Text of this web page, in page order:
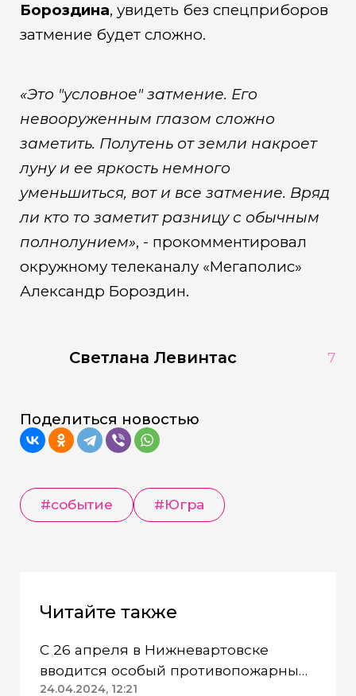
Бороздина, увидеть без спецприборов
затмение будет сложно.
«Это "условное" затмение. Его
невооруженным глазом сложно
заметить. Полутень от земли накроет
луну и ее яркость немного
уменьшиться, вот и все затмение. Вряд
ли кто то заметит разницу с обычным
полнолунием», - прокомментировал
окружному телеканалу «Мегаполис»
Александр Бороздин.
Светлана Левинтас 7
Поделиться новостью
#событие #Югра
Читайте также
С 26 апреля в Нижневартовске
вводится особый противопожарный
режим
24.04.2024, 12:21